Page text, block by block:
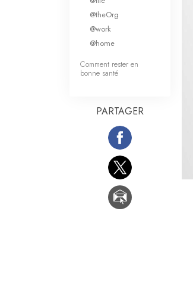
@theOrg
@work
@home
Comment rester en
bonne santé
PARTAGER